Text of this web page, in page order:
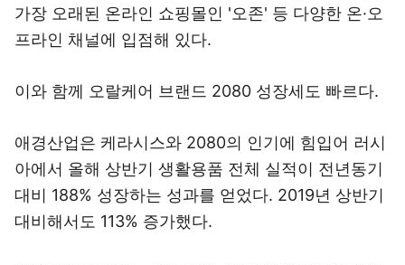
가장 오래된 온라인 쇼핑몰인 '오존' 등 다양한 온·오
프라인 채널에 입점해 있다.
이와 함께 오랄케어 브랜드 2080 성장세도 빠르다.
애경산업은 케라시스와 2080의 인기에 힘입어 러시
아에서 올해 상반기 생활용품 전체 실적이 전년동기
대비 188% 성장하는 성과를 얻었다. 2019년 상반기
대비해서도 113% 증가했다.